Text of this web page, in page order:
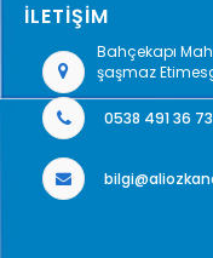
İLETİŞİM
Bahçekapı
şaşmaz
0538 491 36 73